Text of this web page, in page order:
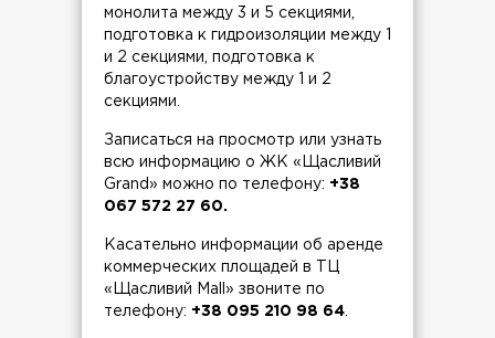
монолита между 3 и 5 секциями,
подготовка к гидроизоляции между 1
и 2 секциями, подготовка к
благоустройству между 1 и 2
секциями.
Записаться на просмотр или узнать
всю информацию о ЖК «Щасливий
Grand» можно по телефону: +38
067 572 27 60.
Касательно информации об аренде
коммерческих площадей в ТЦ
«Щасливий Mall» звоните по
телефону: +38 095 210 98 64